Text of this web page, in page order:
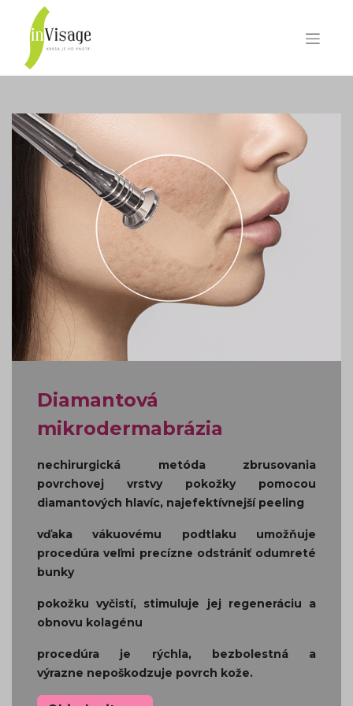
Diamantová
mikrodermabrázia
nechirurgická metóda zbrusovania
povrchovej vrstvy pokožky pomocou
diamantových hlavíc, najefektívnejší peeling
vďaka vákuovému podtlaku umožňuje
procedúra veľmi precízne odstrániť odumreté
bunky
pokožku vyčistí, stimuluje jej regeneráciu a
obnovu kolagénu
procedúra je rýchla, bezbolestná a
výrazne nepoškodzuje povrch kože.